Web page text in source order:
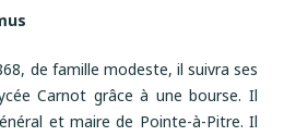
de famille modeste, il suivra ses
Carnot grâce à une bourse. Il
et maire de Pointe-à-Pitre. Il